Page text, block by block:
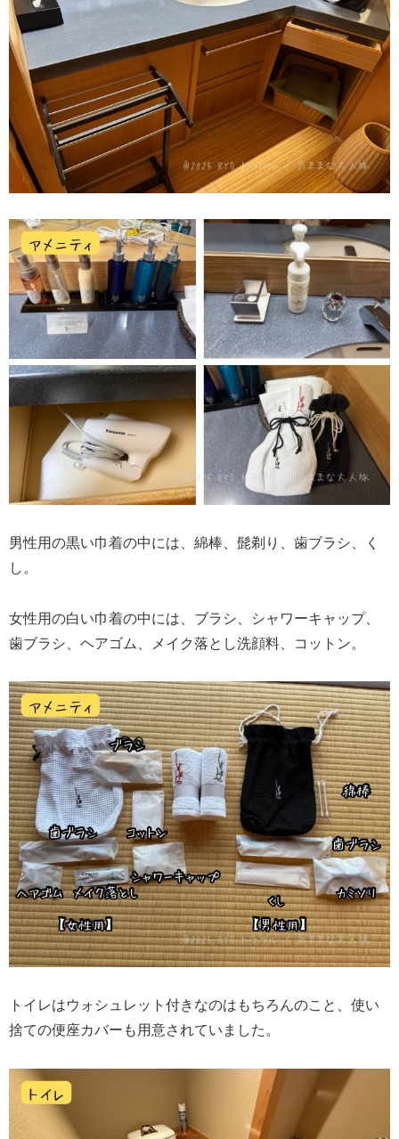
男性用の黒い巾着の中には、綿棒、髭剃り、歯ブラシ、く
し。
女性用の白い巾着の中には、ブラシ、シャワーキャップ、
歯ブラシ、ヘアゴム、メイク落とし洗顔料、コットン。
トイレはウォシュレット付きなのはもちろんのこと、使い
捨ての便座カバーも用意されていました。